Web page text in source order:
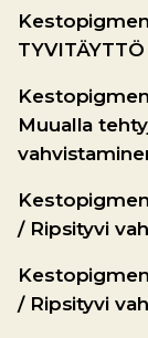
Muualla
/ Ripsityvi
/ Ripsityvi